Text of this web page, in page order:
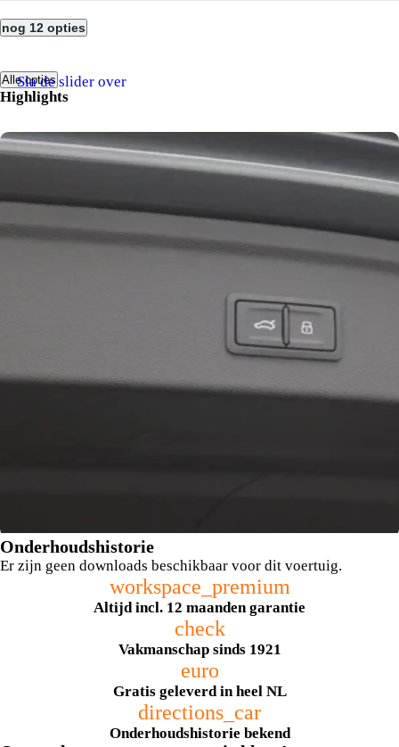
nog 12 opties
Alle opties
Highlights
Sla de slider over
Achterklep met comfortopening
Onderhoudshistorie
Er zijn geen downloads beschikbaar voor dit voertuig.
workspace_premium
Altijd incl. 12 maanden garantie
check
Vakmanschap sinds 1921
euro
Gratis geleverd in heel NL
directions_car
Onderhoudshistorie bekend